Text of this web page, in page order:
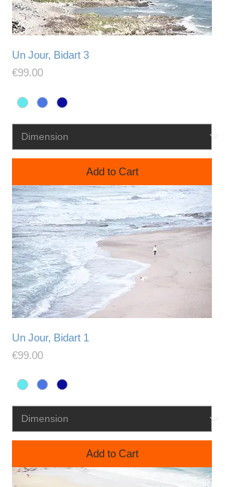
Un Jour, Bidart 3
Price
€99.00
Add to Cart
Un Jour, Bidart 1
Price
€99.00
Add to Cart